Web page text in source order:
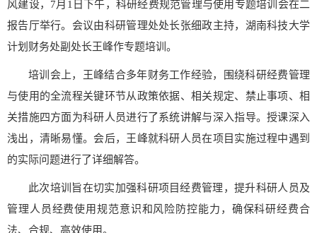
风建设，7月1日下午，科研经费规范管理与使用专题培训会在二
报告厅举行。会议由科研管理处处长张细政主持，湖南科技大学
计划财务处副处长王峰作专题培训。
培训会上，王峰结合多年财务工作经验，围绕科研经费管理
与使用的全流程关键环节从政策依据、相关规定、禁止事项、相
关措施四方面为科研人员进行了系统讲解与深入指导。授课深入
浅出，清晰易懂。会后，王峰就科研人员在项目实施过程中遇到
的实际问题进行了详细解答。
此次培训旨在切实加强科研项目经费管理，提升科研人员及
管理人员经费使用规范意识和风险防控能力，确保科研经费合
法、合规、高效使用。